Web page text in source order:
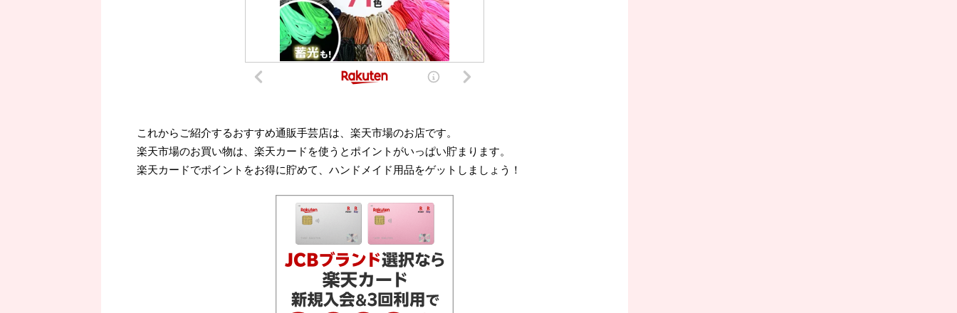
これからご紹介するおすすめ通販手芸店は、楽天市場のお店です。
楽天市場のお買い物は、楽天カードを使うとポイントがいっぱい貯まります。
楽天カードでポイントをお得に貯めて、ハンドメイド用品をゲットしましょう！